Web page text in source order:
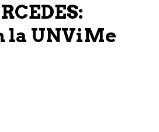
la UNViMe